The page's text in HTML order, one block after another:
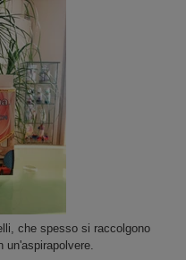
che spesso si raccolgono
un'aspirapolvere.